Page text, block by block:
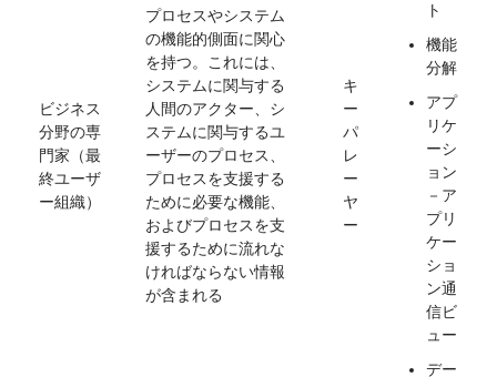
ビジネス
分野の専
門家（最
終ユーザ
ー組織）
プロセスやシステム
の機能的側面に関心
を持つ。これには、
システムに関与する
人間のアクター、シ
ステムに関与するユ
ーザーのプロセス、
プロセスを支援する
ために必要な機能、
およびプロセスを支
援するために流れな
ければならない情報
が含まれる
キ
ー
パ
レ
ー
ヤ
ー
ト
機能
分解
アプ
リケ
ーシ
ョン
－ア
プリ
ケー
ショ
ン通
信ビ
ュー
デー